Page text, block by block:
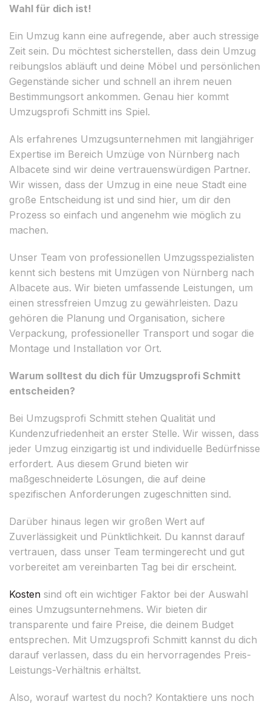
Wahl für dich ist!
Ein Umzug kann eine aufregende, aber auch stressige
Zeit sein. Du möchtest sicherstellen, dass dein Umzug
reibungslos abläuft und deine Möbel und persönlichen
Gegenstände sicher und schnell an ihrem neuen
Bestimmungsort ankommen. Genau hier kommt
Umzugsprofi Schmitt ins Spiel.
Als erfahrenes Umzugsunternehmen mit langjähriger
Expertise im Bereich Umzüge von Nürnberg nach
Albacete sind wir deine vertrauenswürdigen Partner.
Wir wissen, dass der Umzug in eine neue Stadt eine
große Entscheidung ist und sind hier, um dir den
Prozess so einfach und angenehm wie möglich zu
machen.
Unser Team von professionellen Umzugsspezialisten
kennt sich bestens mit Umzügen von Nürnberg nach
Albacete aus. Wir bieten umfassende Leistungen, um
einen stressfreien Umzug zu gewährleisten. Dazu
gehören die Planung und Organisation, sichere
Verpackung, professioneller Transport und sogar die
Montage und Installation vor Ort.
Warum solltest du dich für Umzugsprofi Schmitt
entscheiden?
Bei Umzugsprofi Schmitt stehen Qualität und
Kundenzufriedenheit an erster Stelle. Wir wissen, dass
jeder Umzug einzigartig ist und individuelle Bedürfnisse
erfordert. Aus diesem Grund bieten wir
maßgeschneiderte Lösungen, die auf deine
spezifischen Anforderungen zugeschnitten sind.
Darüber hinaus legen wir großen Wert auf
Zuverlässigkeit und Pünktlichkeit. Du kannst darauf
vertrauen, dass unser Team termingerecht und gut
vorbereitet am vereinbarten Tag bei dir erscheint.
Kosten sind oft ein wichtiger Faktor bei der Auswahl
eines Umzugsunternehmens. Wir bieten dir
transparente und faire Preise, die deinem Budget
entsprechen. Mit Umzugsprofi Schmitt kannst du dich
darauf verlassen, dass du ein hervorragendes Preis-
Leistungs-Verhältnis erhältst.
Also, worauf wartest du noch? Kontaktiere uns noch